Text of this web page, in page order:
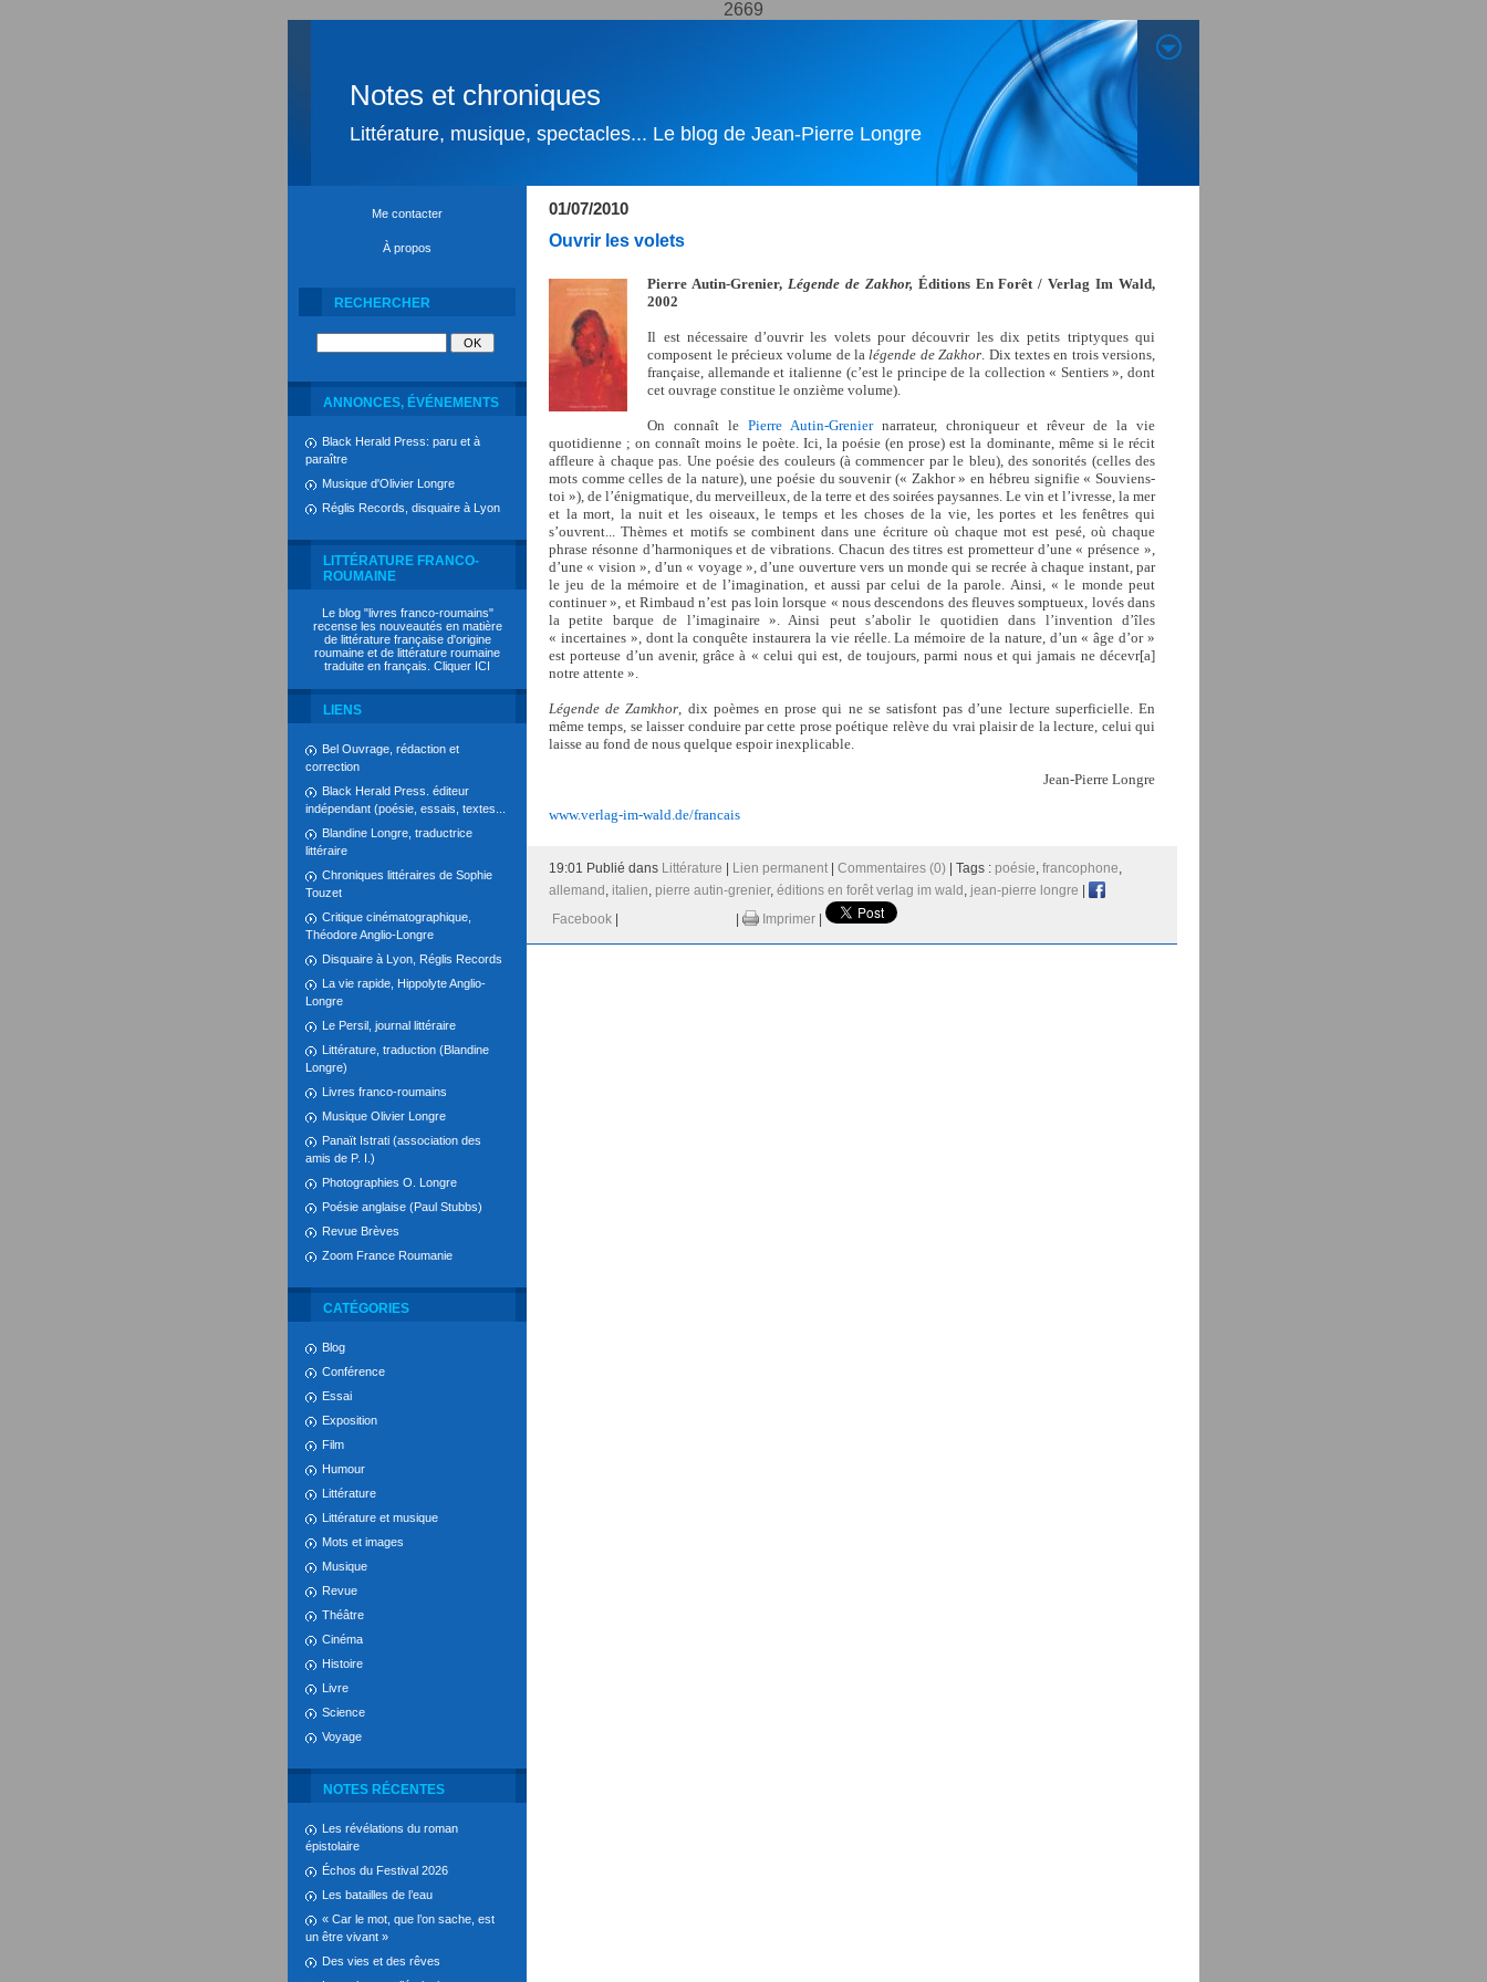
2669
Notes et chroniques
Littérature, musique, spectacles... Le blog de Jean-Pierre Longre
Me contacter
À propos
RECHERCHER
ANNONCES, ÉVÉNEMENTS
Black Herald Press: paru et à
paraître
Musique d'Olivier Longre
Réglis Records, disquaire à Lyon
LITTÉRATURE FRANCO-
ROUMAINE
Le blog "livres franco-roumains"
recense les nouveautés en matière
de littérature française d'origine
roumaine et de littérature roumaine
traduite en français. Cliquer ICI
LIENS
Bel Ouvrage, rédaction et
correction
Black Herald Press. éditeur
indépendant (poésie, essais, textes...
Blandine Longre, traductrice
littéraire
Chroniques littéraires de Sophie
Touzet
Critique cinématographique,
Théodore Anglio-Longre
Disquaire à Lyon, Réglis Records
La vie rapide, Hippolyte Anglio-
Longre
Le Persil, journal littéraire
Littérature, traduction (Blandine
Longre)
Livres franco-roumains
Musique Olivier Longre
Panaït Istrati (association des
amis de P. I.)
Photographies O. Longre
Poésie anglaise (Paul Stubbs)
Revue Brèves
Zoom France Roumanie
CATÉGORIES
Blog
Conférence
Essai
Exposition
Film
Humour
Littérature
Littérature et musique
Mots et images
Musique
Revue
Théâtre
Cinéma
Histoire
Livre
Science
Voyage
NOTES RÉCENTES
Les révélations du roman
épistolaire
Échos du Festival 2026
Les batailles de l’eau
« Car le mot, que l’on sache, est
un être vivant »
Des vies et des rêves
01/07/2010
Ouvrir les volets
Pierre Autin-Grenier, Légende de Zakhor, Éditions En Forêt / Verlag Im Wald,
2002
Il est nécessaire d’ouvrir les volets pour découvrir les dix petits triptyques qui
composent le précieux volume de la légende de Zakhor. Dix textes en trois versions,
française, allemande et italienne (c’est le principe de la collection « Sentiers », dont
cet ouvrage constitue le onzième volume).
On connaît le Pierre Autin-Greniernarrateur, chroniqueur et rêveur de la vie
quotidienne ; on connaît moins le poète. Ici, la poésie (en prose) est la dominante, même si le récit
affleure à chaque pas. Une poésie des couleurs (à commencer par le bleu), des sonorités (celles des
mots comme celles de la nature), une poésie du souvenir (« Zakhor » en hébreu signifie « Souviens-
toi »), de l’énigmatique, du merveilleux, de la terre et des soirées paysannes. Le vin et l’ivresse, la mer
et la mort, la nuit et les oiseaux, le temps et les choses de la vie, les portes et les fenêtres qui
s’ouvrent... Thèmes et motifs se combinent dans une écriture où chaque mot est pesé, où chaque
phrase résonne d’harmoniques et de vibrations. Chacun des titres est prometteur d’une « présence »,
d’une « vision », d’un « voyage », d’une ouverture vers un monde qui se recrée à chaque instant, par
le jeu de la mémoire et de l’imagination, et aussi par celui de la parole. Ainsi, « le monde peut
continuer », et Rimbaud n’est pas loin lorsque « nous descendons des fleuves somptueux, lovés dans
la petite barque de l’imaginaire ». Ainsi peut s’abolir le quotidien dans l’invention d’îles
« incertaines », dont la conquête instaurera la vie réelle. La mémoire de la nature, d’un « âge d’or »
est porteuse d’un avenir, grâce à « celui qui est, de toujours, parmi nous et qui jamais ne décevr[a]
notre attente ».
Légende de Zamkhor, dix poèmes en prose qui ne se satisfont pas d’une lecture superficielle. En
même temps, se laisser conduire par cette prose poétique relève du vrai plaisir de la lecture, celui qui
laisse au fond de nous quelque espoir inexplicable.
Jean-Pierre Longre
www.verlag-im-wald.de/francais
19:01 Publié dans Littérature Lien permanent Commentaires (0) | Tags : poésie, francophone,
allemand , italien, pierre autin-grenier, éditions en forêt verlag im wald , jean-pierre longre
Facebook
Imprimer